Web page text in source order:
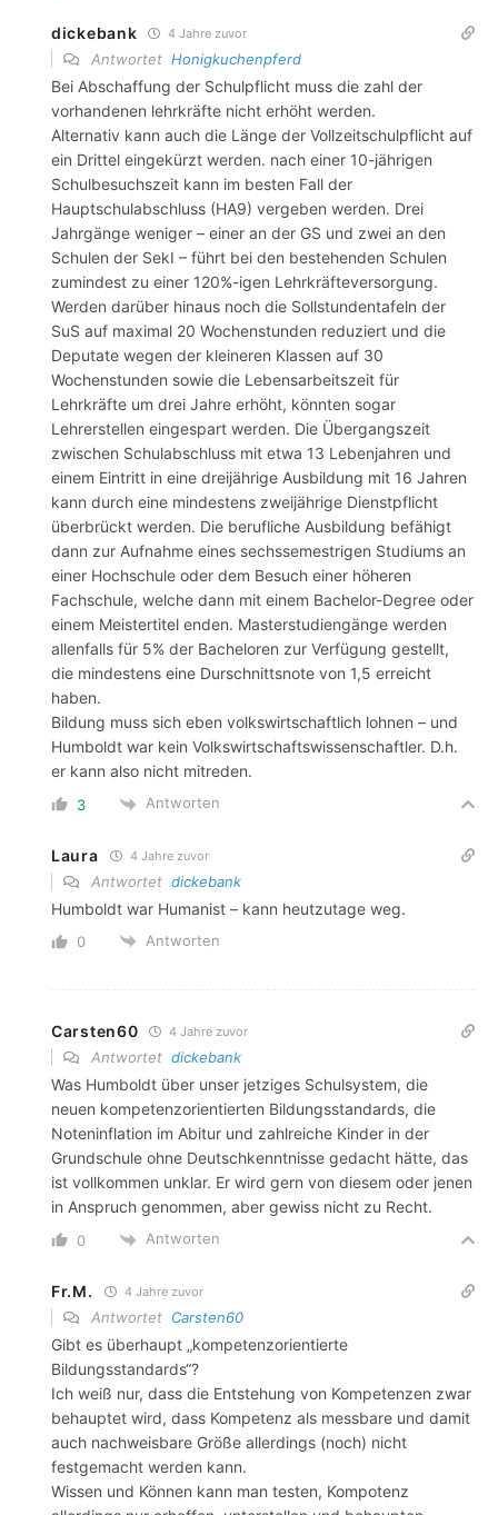
dickebank 4 Jahre zuvor
Antwortet Honigkuchenpferd
Bei Abschaffung der Schulpflicht muss die zahl der
vorhandenen lehrkräfte nicht erhöht werden.
Alternativ kann auch die Länge der Vollzeitschulpflicht auf
ein Drittel eingekürzt werden. nach einer 10-jährigen
Schulbesuchszeit kann im besten Fall der
Hauptschulabschluss (HA9) vergeben werden. Drei
Jahrgänge weniger – einer an der GS und zwei an den
Schulen der SekI – führt bei den bestehenden Schulen
zumindest zu einer 120%-igen Lehrkräfteversorgung.
Werden darüber hinaus noch die Sollstundentafeln der
SuS auf maximal 20 Wochenstunden reduziert und die
Deputate wegen der kleineren Klassen auf 30
Wochenstunden sowie die Lebensarbeitszeit für
Lehrkräfte um drei Jahre erhöht, könnten sogar
Lehrerstellen eingespart werden. Die Übergangszeit
zwischen Schulabschluss mit etwa 13 Lebenjahren und
einem Eintritt in eine dreijährige Ausbildung mit 16 Jahren
kann durch eine mindestens zweijährige Dienstpflicht
überbrückt werden. Die berufliche Ausbildung befähigt
dann zur Aufnahme eines sechssemestrigen Studiums an
einer Hochschule oder dem Besuch einer höheren
Fachschule, welche dann mit einem Bachelor-Degree oder
einem Meistertitel enden. Masterstudiengänge werden
allenfalls für 5% der Bacheloren zur Verfügung gestellt,
die mindestens eine Durschnittsnote von 1,5 erreicht
haben.
Bildung muss sich eben volkswirtschaftlich lohnen – und
Humboldt war kein Volkswirtschaftswissenschaftler. D.h.
er kann also nicht mitreden.
3 Antworten
Laura 4 Jahre zuvor
Antwortet dickebank
Humboldt war Humanist – kann heutzutage weg.
0 Antworten
Carsten60 4 Jahre zuvor
Antwortet dickebank
Was Humboldt über unser jetziges Schulsystem, die
neuen kompetenzorientierten Bildungsstandards, die
Noteninflation im Abitur und zahlreiche Kinder in der
Grundschule ohne Deutschkenntnisse gedacht hätte, das
ist vollkommen unklar. Er wird gern von diesem oder jenen
in Anspruch genommen, aber gewiss nicht zu Recht.
0 Antworten
Fr.M. 4 Jahre zuvor
Antwortet Carsten60
Gibt es überhaupt „kompetenzorientierte
Bildungsstandards“?
Ich weiß nur, dass die Entstehung von Kompetenzen zwar
behauptet wird, dass Kompetenz als messbare und damit
auch nachweisbare Größe allerdings (noch) nicht
festgemacht werden kann.
Wissen und Können kann man testen, Kompotenz